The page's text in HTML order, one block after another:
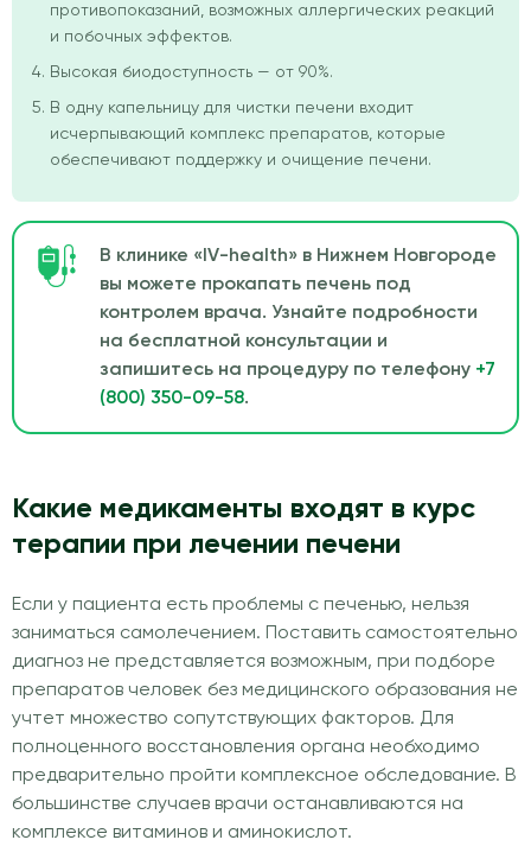
противопоказаний, возможных аллергических реакций
и побочных эффектов.
Высокая биодоступность — от 90%.
В одну капельницу для чистки печени входит
исчерпывающий комплекс препаратов, которые
обеспечивают поддержку и очищение печени.
В клинике «IV-health» в Нижнем Новгороде
вы можете прокапать печень под
контролем врача. Узнайте подробности
на бесплатной консультации и
запишитесь на процедуру по телефону +7
(800) 350-09-58.
Какие медикаменты входят в курс
терапии при лечении печени
Если у пациента есть проблемы с печенью, нельзя
заниматься самолечением. Поставить самостоятельно
диагноз не представляется возможным, при подборе
препаратов человек без медицинского образования не
учтет множество сопутствующих факторов. Для
полноценного восстановления органа необходимо
предварительно пройти комплексное обследование. В
большинстве случаев врачи останавливаются на
комплексе витаминов и аминокислот.